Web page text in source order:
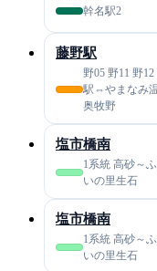
幹名駅2
藤野駅
野05 野11 野
駅⇔やまなみ
奥牧野
塩市橋南
1系統 高砂～
いの里生石
塩市橋南
1系統 高砂～
いの里生石